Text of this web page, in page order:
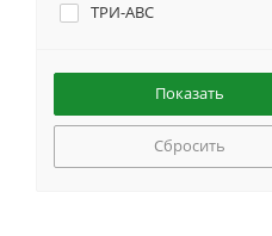
ТРИ-АВС
Сбросить